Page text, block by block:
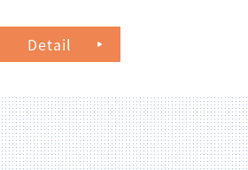
Detail